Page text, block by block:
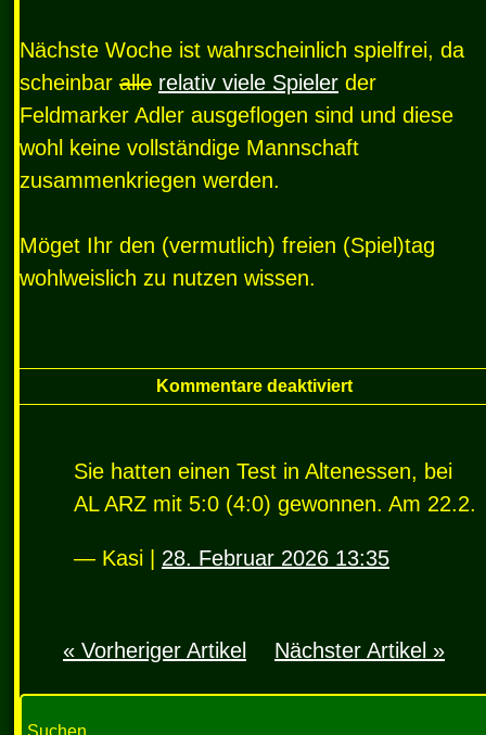
Nächste Woche ist wahrscheinlich spielfrei, da
scheinbar alle relativ viele Spieler der
Feldmarker Adler ausgeflogen sind und diese
wohl keine vollständige Mannschaft
zusammenkriegen werden.
Möget Ihr den (vermutlich) freien (Spiel)tag
wohlweislich zu nutzen wissen.
Kommentare deaktiviert
Sie hatten einen Test in Altenessen, bei
ALARZ mit 5:0 (4:0) gewonnen. Am 22.2.
— Kasi | 28. Februar 2026 13:35
« Vorheriger Artikel Nächster Artikel »